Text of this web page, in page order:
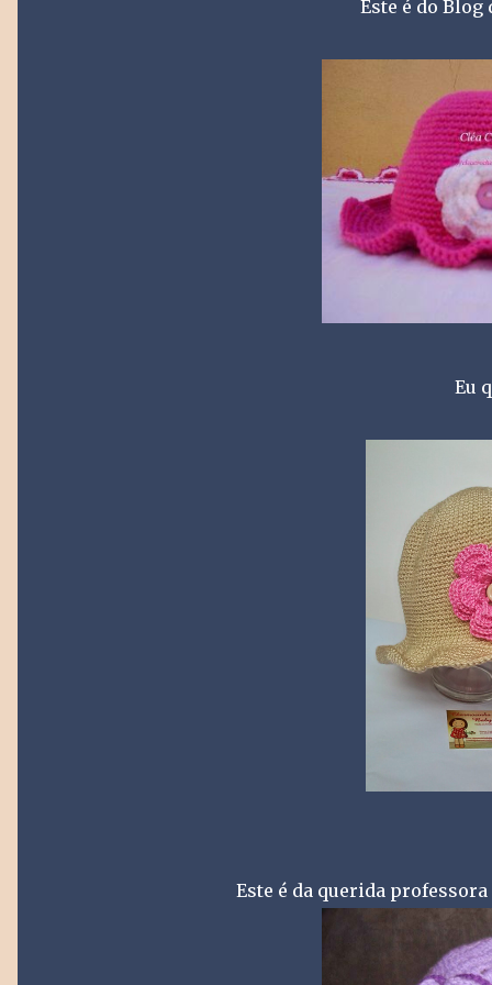
Este é do Blog
Eu
Este é da querida professora